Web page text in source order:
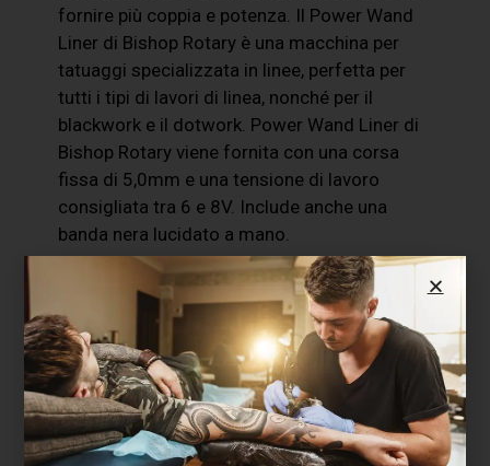
fornire più coppia e potenza. Il Power Wand
Liner di Bishop Rotary è una macchina per
tatuaggi specializzata in linee, perfetta per
tutti i tipi di lavori di linea, nonché per il
blackwork e il dotwork. Power Wand Liner di
Bishop Rotary viene fornita con una corsa
fissa di 5,0mm e una tensione di lavoro
consigliata tra 6 e 8V. Include anche una
banda nera lucidato a mano.
Caratteristiche principali:
Versione Liner
Lunghezza della corsa: 5,0mm
Nuova scanalatura incisa
Piastra posteriore magnetica
Compatibile con le batterie Bishop x
Critical per il controllo wireless